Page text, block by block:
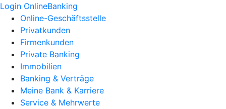
Login OnlineBanking
Online-Geschäftsstelle
Privatkunden
Firmenkunden
Private Banking
Immobilien
Banking & Verträge
Meine Bank & Karriere
Service & Mehrwerte